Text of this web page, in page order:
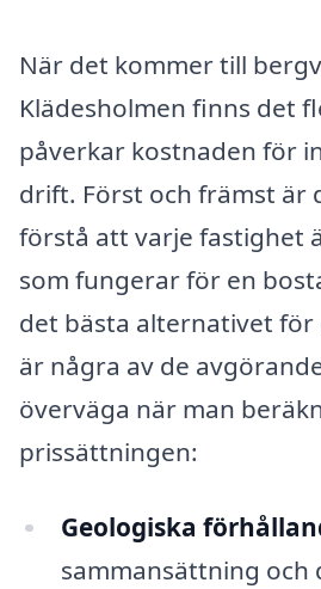
När det kommer till
Klädesholmen finns det
påverkar kostnaden för
drift. Först och främst är
förstå att varje fastighet
som fungerar för en
det bästa alternativet för
är några av de
överväga när man
prissättningen:
Geologiska
sammansättning och